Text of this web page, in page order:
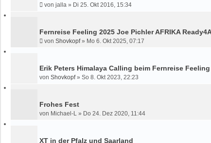
von jalla » Di 25. Okt 2016, 15:34
Fernreise Feeling 2025 Joe Pichler AFRIKA
von Shovkopf» Mo 6. Okt 2025, 07:17
Erik Peters Himalaya Calling beim Fernreise
von Shovkopf» So 8. Okt 2023, 22:23
Frohes Fest
von Michael-L » Do 24. Dez 2020, 11:44
XT in der Pfalz und Saarland